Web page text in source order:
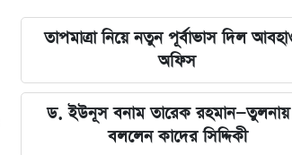
তাপমাত্রা নিয়ে নতুন পূর্বাভাস দিল
অফিস
ড. ইউনূস বনাম তারেক রহমান—তুলনায়
বললেন কাদের সিদ্দিকী